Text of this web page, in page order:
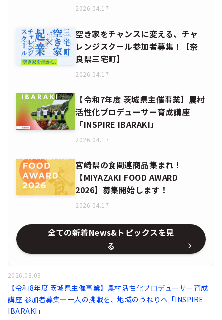
2026.04.17
空き家をチャンスに変える、チャ
レンジスクール参加者募集！【奈
良県三宅町】
2026.04.17
【令和7年度 茨城県主催事業】農村
活性化プロデューサー育成講座
「INSPIRE IBARAKI」
2026.04.17
宮崎県の食関連商品集まれ！
【MIYAZAKI FOOD AWARD
2026】募集開始します！
2026.04.17
全ての新着News&トピックスを見
る
【令和8年度 茨城県主催事業】農村活性化プロデューサー育成
講座 参加者募集―一人の挑戦を、地域のうねりへ「INSPIRE
IBARAKI」
2026.08.03